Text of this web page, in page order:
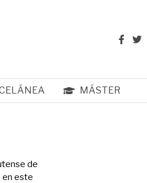
MÁSTER
de
en este